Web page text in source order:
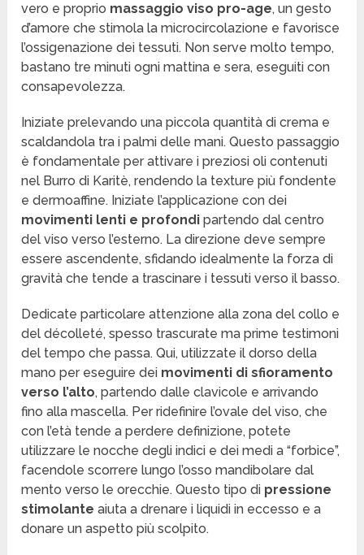
vero e proprio massaggio viso pro-age, un gesto
d’amore che stimola la microcircolazione e favorisce
l’ossigenazione dei tessuti. Non serve molto tempo,
bastano tre minuti ogni mattina e sera, eseguiti con
consapevolezza.
Iniziate prelevando una piccola quantità di crema e
scaldandola tra i palmi delle mani. Questo passaggio
è fondamentale per attivare i preziosi oli contenuti
nel Burro di Karitè, rendendo la texture più fondente
e dermoaffine. Iniziate l’applicazione con dei
movimenti lenti e profondi partendo dal centro
del viso verso l’esterno. La direzione deve sempre
essere ascendente, sfidando idealmente la forza di
gravità che tende a trascinare i tessuti verso il basso.
Dedicate particolare attenzione alla zona del collo e
del décolleté, spesso trascurate ma prime testimoni
del tempo che passa. Qui, utilizzate il dorso della
mano per eseguire dei movimenti di sfioramento
verso l’alto, partendo dalle clavicole e arrivando
fino alla mascella. Per ridefinire l’ovale del viso, che
con l’età tende a perdere definizione, potete
utilizzare le nocche degli indici e dei medi a “forbice”,
facendole scorrere lungo l’osso mandibolare dal
mento verso le orecchie. Questo tipo di pressione
stimolante aiuta a drenare i liquidi in eccesso e a
donare un aspetto più scolpito.